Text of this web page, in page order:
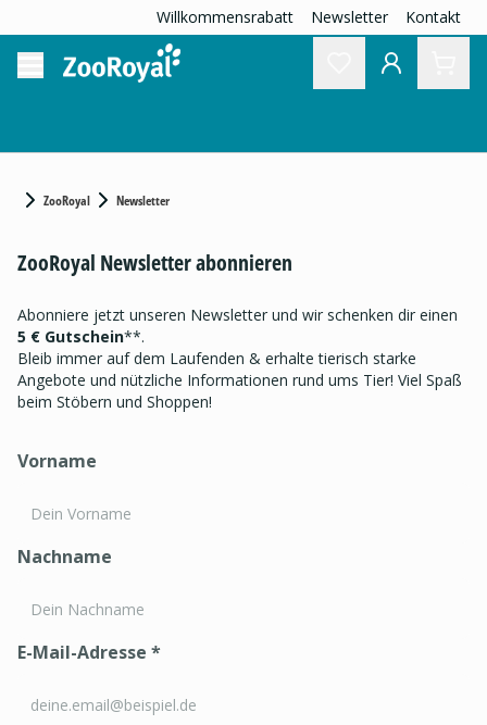
Willkommensrabatt Newsletter Kontakt
ZooRoyal Newsletter
ZooRoyal Newsletter abonnieren
Abonniere jetzt unseren Newsletter und wir schenken dir einen
5 € Gutschein**.
Bleib immer auf dem Laufenden & erhalte tierisch starke
Angebote und nützliche Informationen rund ums Tier! Viel Spaß
beim Stöbern und Shoppen!
Vorname
Nachname
E-Mail-Adresse *